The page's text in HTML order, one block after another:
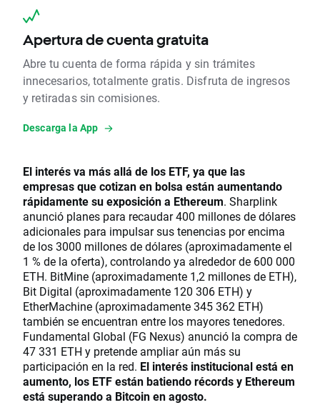
Apertura de cuenta gratuita
Abre tu cuenta de forma rápida y sin trámites
innecesarios, totalmente gratis. Disfruta de ingresos
y retiradas sin comisiones.
Descarga la App
El interés va más allá de los ETF, ya que las
empresas que cotizan en bolsa están aumentando
rápidamente su exposición a Ethereum. Sharplink
anunció planes para recaudar 400 millones de dólares
adicionales para impulsar sus tenencias por encima
de los 3000 millones de dólares (aproximadamente el
1 % de la oferta), controlando ya alrededor de 600 000
ETH. BitMine (aproximadamente 1,2 millones de ETH),
Bit Digital (aproximadamente 120 306 ETH) y
EtherMachine (aproximadamente 345 362 ETH)
también se encuentran entre los mayores tenedores.
Fundamental Global (FG Nexus) anunció la compra de
47 331 ETH y pretende ampliar aún más su
participación en la red. El interés institucional está en
aumento, los ETF están batiendo récords y Ethereum
está superando a Bitcoin en agosto.